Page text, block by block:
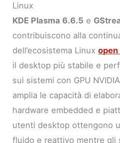
Linux
KDE Plasma 6.6.5 e
contribuiscono alla
dell’ecosistema Linux
il desktop più stabile e
sui sistemi con GPU
amplia le capacità di
hardware embedded e
utenti desktop ottengono
fluido e reattivo mentre gli